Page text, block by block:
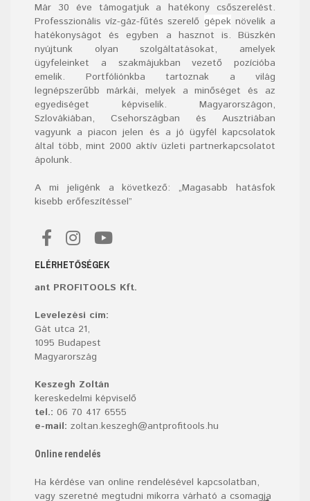
Már 30 éve támogatjuk a hatékony csőszerelést.
Professzionális víz-gáz-fűtés szerelő gépeknövelik a
hatékonyságot és egyben a hasznot is. Büszkén
nyújtunk olyan szolgáltatásokat, amelyek
ügyfeleinket a szakmájukban vezető pozícióba
emelik. Portfóliónkba tartoznak a világ
legnépszerűbb márkái, melyek a minőséget és az
egyediséget képviselik. Magyarországon,
Szlovákiában, Csehországban és Ausztriában
vagyunk a piacon jelen és a jó ügyfél kapcsolatok
által több, mint 2000 aktív üzleti partnerkapcsolatot
ápolunk.
A mi jeligénk a következő: „Magasabb hatásfok
kisebb erőfeszítéssel”
ELÉRHETŐSÉGEK
ant PROFITOOLS Kft.
Levelezési cím:
Gát utca 21,
1095 Budapest
Magyarország
Keszegh Zoltán
kereskedelmi képviselő
tel.: 06 70 417 6555
e-mail: zoltan.keszegh@antprofitools.hu
Online rendelés
Ha kérdése van online rendelésével kapcsolatban,
vagy szeretné megtudni mikorra várható a csomagja